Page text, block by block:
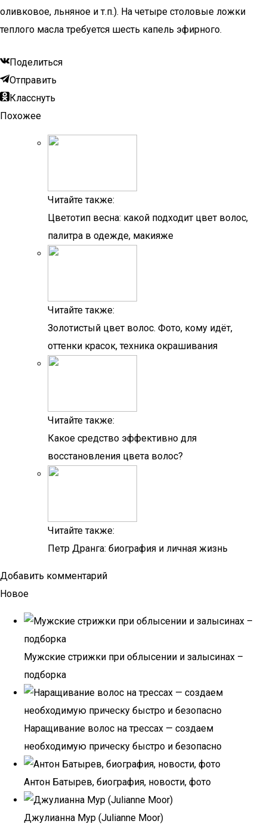
оливковое, льняное и т.п.). На четыре столовые ложки
теплого масла требуется шесть капель эфирного.
Поделиться
Отправить
Класснуть
Похожее
Читайте также:
Цветотип весна: какой подходит цвет волос,
палитра в одежде, макияже
Читайте также:
Золотистый цвет волос. Фото, кому идёт,
оттенки красок, техника окрашивания
Читайте также:
Какое средство эффективно для
восстановления цвета волос?
Читайте также:
Петр Дранга: биография и личная жизнь
Добавить комментарий
Новое
Мужские стрижки при облысении и залысинах –
подборка
Наращивание волос на трессах — создаем
необходимую прическу быстро и безопасно
Антон Батырев, биография, новости, фото
Джулианна Мур (Julianne Moor)